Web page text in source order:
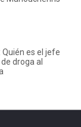
es el jefe
droga al